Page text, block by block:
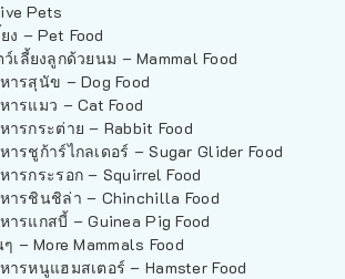
Pets
ง – Pet Food
เลี้ยงลูกด้วยนม – Mammal Food
ารสุนัข – Dog Food
ารแมว – Cat Food
ารกระต่าย – Rabbit Food
ารชูก้าร์ไกลเดอร์ – Sugar Glider Food
ารกระรอก – Squirrel Food
ารชินชิล่า – Chinchilla Food
ารแกสบี้ – Guinea Pig Food
– More Mammals Food
ารหนูแฮมสเตอร์ – Hamster Food